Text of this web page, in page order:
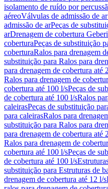
isolamento de ruído por
aéreoVálvulas de admissão de
admissão de arPeças de
arDrenagem de cobertura
coberturaPeças de substituição
coberturaRalos para drenagem
substituição para Ralos para
para drenagem de cobertura até
Ralos para drenagem de
cobertura até 100 l/sPeças de
de cobertura até 100 l/sRalos
caleirasPeças de substituição
para caleirasRalos para
substituição para Ralos para
para drenagem de cobertura até
Ralos para drenagem de
cobertura até 100 l/sPeças de
de cobertura até 100 l/s
substituição para Estruturas de
drenagem de cobertura até 12 l/s